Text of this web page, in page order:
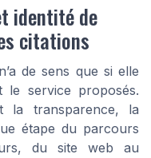
identité de
citations
de sens que si elle
le service proposés.
la transparence, la
étape du parcours
du site web au